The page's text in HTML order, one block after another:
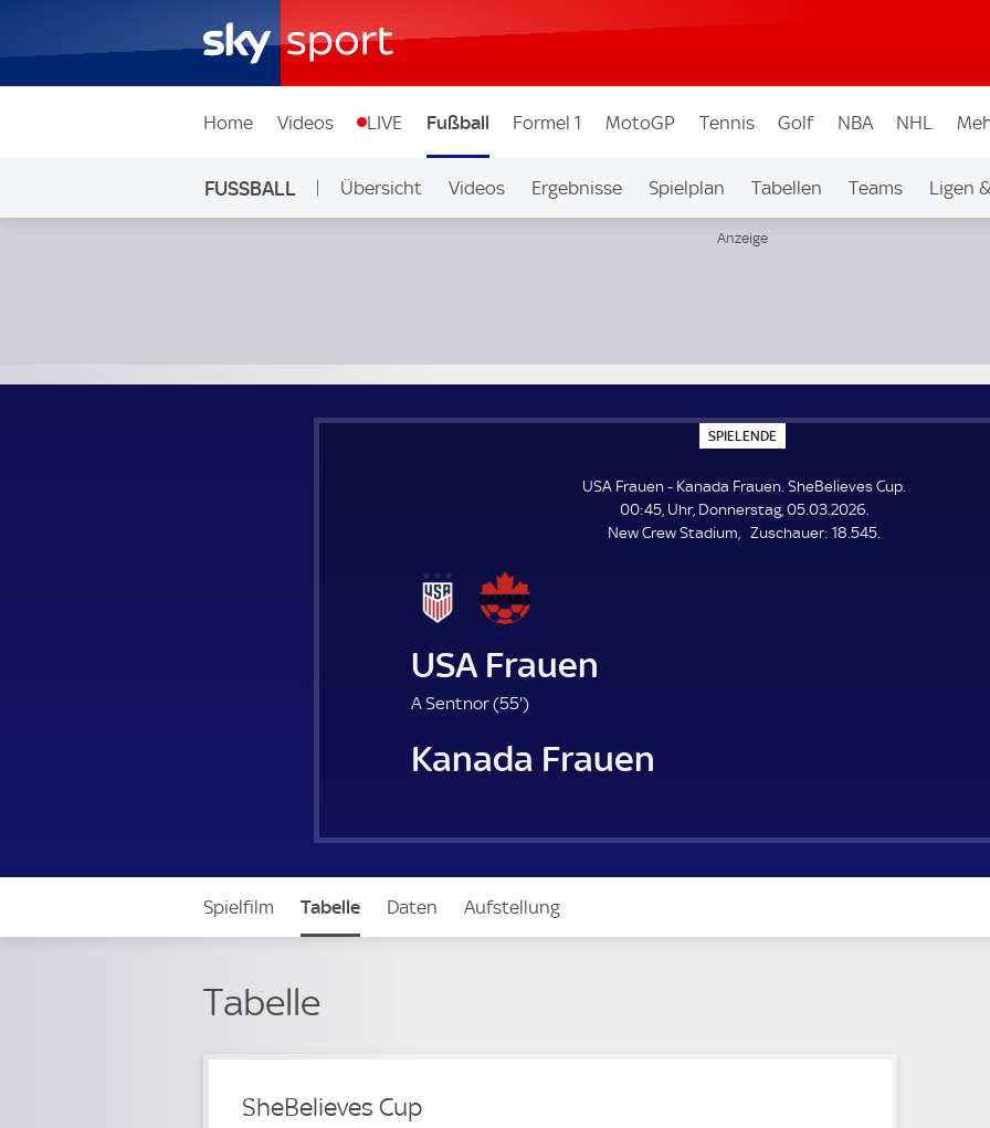
Home Videos LIVE Fußball Formel 1 MotoGP Tennis Golf NBA NHL
FUSSBALL Übersicht Videos Ergebnisse Spielplan Tabellen Teams Ligen
SPIELENDE
P
E
E
N
USA Frauen - Kanada Frauen. SheBelieves Cup.
00:45, Uhr, Donnerstag, 05.03.2026.
New Crew Stadium
Zuschauer: Z
18.545.
USA Frauen
A Sentnor (55'5
.
m
u
e
)
Kanada Frauen
Spielfilm Tabelle Daten Aufstellung
Tabelle
SheBelieves Cup